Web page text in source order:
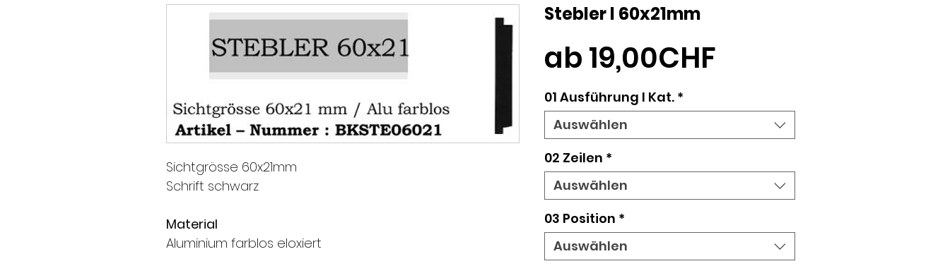
Sichtgrösse 60x21mm
Schrift schwarz
Material
Aluminium farblos eloxiert
Stebler l 60x21mm
ab19,00CHFSale-
01 Ausführung l Kat. *
Auswählen
02 Zeilen *
Auswählen
03 Position *
Auswählen